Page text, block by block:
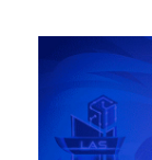
NEW LIFE